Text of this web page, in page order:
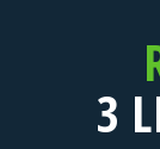
3